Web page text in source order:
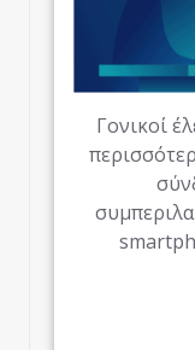
Γονικοί